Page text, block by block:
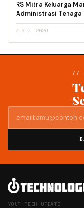
RS Mitra Keluarga
Administrasi Tenaga
AUG 7, 2026
//
YOUR TECH UPDATE